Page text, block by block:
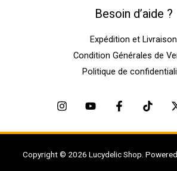
Besoin d’aide ?
Expédition et Livraison
Condition Générales de
Politique de
Copyright © 2026 Lucydelic Shop. Powered